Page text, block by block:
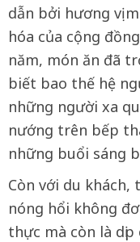
dẫn bởi hương vị
hóa của cộng
năm, món ăn đã
biết bao thế hệ
những người xa
nướng trên bếp
những buổi sáng
Còn với du
nóng hổi không
thực mà còn là